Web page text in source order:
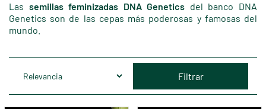
Las semillas feminizadas DNA Genetics del banco DNA
Genetics son de las cepas más poderosas y famosas del
mundo.
Filtrar